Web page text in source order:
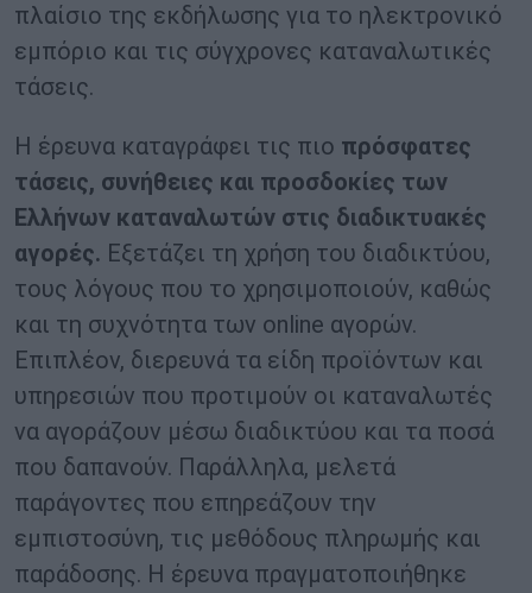
πλαίσιο της εκδήλωσης για το ηλεκτρονικό
εμπόριο και τις σύγχρονες καταναλωτικές
τάσεις.
Η έρευνα καταγράφει τις πιο πρόσφατες
τάσεις, συνήθειες και προσδοκίες των
Ελλήνων καταναλωτών στις διαδικτυακές
αγορές. Εξετάζει τη χρήση του διαδικτύου,
τους λόγους που το χρησιμοποιούν, καθώς
και τη συχνότητα των online αγορών.
Επιπλέον, διερευνά τα είδη προϊόντων και
υπηρεσιών που προτιμούν οι καταναλωτές
να αγοράζουν μέσω διαδικτύου και τα ποσά
που δαπανούν. Παράλληλα, μελετά
παράγοντες που επηρεάζουν την
εμπιστοσύνη, τις μεθόδους πληρωμής και
παράδοσης. Η έρευνα πραγματοποιήθηκε